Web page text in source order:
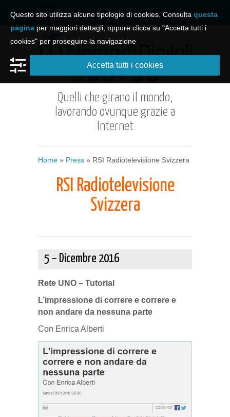
Apri il menu e naviga il sito
Quelli che girano il mondo,
lavorando ovunque grazie a
Internet
Home » Press » RSI Radiotelevisione Svizzera
RSI Radiotelevisione
Svizzera
5 – Dicembre 2016
Rete UNO – Tutorial
L’impressione di correre e correre e
non andare da nessuna parte
Con Enrica Alberti
Questo sito utilizza alcune tipologie di cookies. Consulta questa
pagina per maggiori dettagli, oppure clicca su "Accetta tutti i
cookies" per proseguire la navigazione
Accetta tutti i cookies